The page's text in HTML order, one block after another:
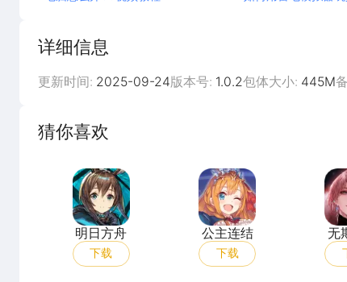
详细信息
更新时间: 2025-09-24版本号: 1.0.2包体大小: 445M
猜你喜欢
明日方舟
明日方舟
下载
公主连结
公主连结
下载
无